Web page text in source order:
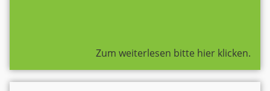
Zum weiterlesen bitte hier klicken.